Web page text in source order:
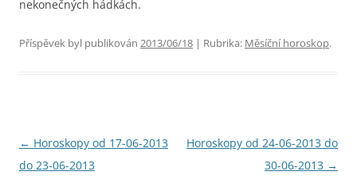
nekonečných hádkách.
Příspěvek byl publikován 2013/06/18 | Rubrika: Měsíční horoskop.
Navigace
pro
← Horoskopy od 17-06-2013
do 23-06-2013
Horoskopy od 24-06-2013 do
30-06-2013 →